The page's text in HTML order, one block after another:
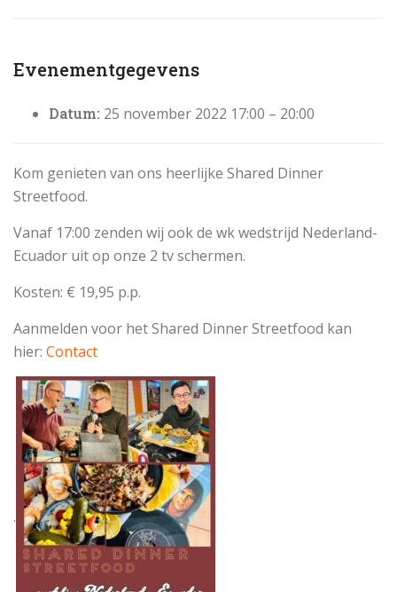
Evenementgegevens
Datum: 25 november 2022 17:00 – 20:00
Kom genieten van ons heerlijke Shared Dinner
Streetfood.
Vanaf 17:00 zenden wij ook de wk wedstrijd Nederland-
Ecuador uit op onze 2 tv schermen.
Kosten: € 19,95 p.p.
Aanmelden voor het Shared Dinner Streetfood kan
hier: Contact
.